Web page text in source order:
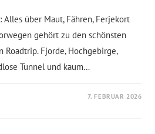
über Maut, Fähren, Ferjekort
gehört zu den schönsten
Roadtrip. Fjorde, Hochgebirge,
Tunnel und kaum…
7. FEBRUAR 2026